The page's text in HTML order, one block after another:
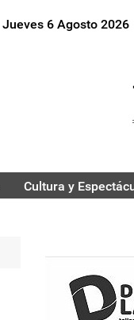
Jueves 6 Agosto 2026
Cultura y